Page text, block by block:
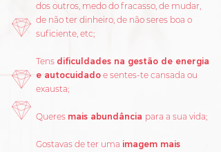
dos outros, medo do fracasso, de mudar,
de não ter dinheiro, de não seres boa o
suficiente, etc;
Tens dificuldades na gestão de energia
e autocuidado e sentes-te cansada ou
exausta;
Queres mais abundância para a sua vida;
Gostavas de ter uma imagem mais